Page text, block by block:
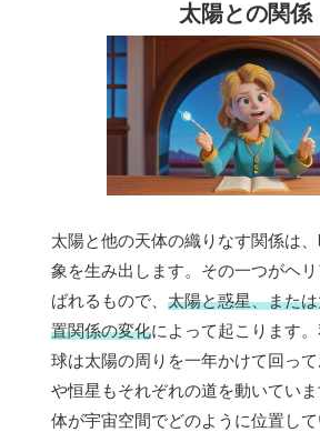
太陽との関係
太陽と他の天体の織りなす関係は
象を生み出します。その一つがヘ
ばれるもので、 太陽と惑星、また
置関係の変化によって起こります
球は太陽の周りを一年かけて回っ
や恒星もそれぞれの道を動いてい
体が宇宙空間でどのように位置し